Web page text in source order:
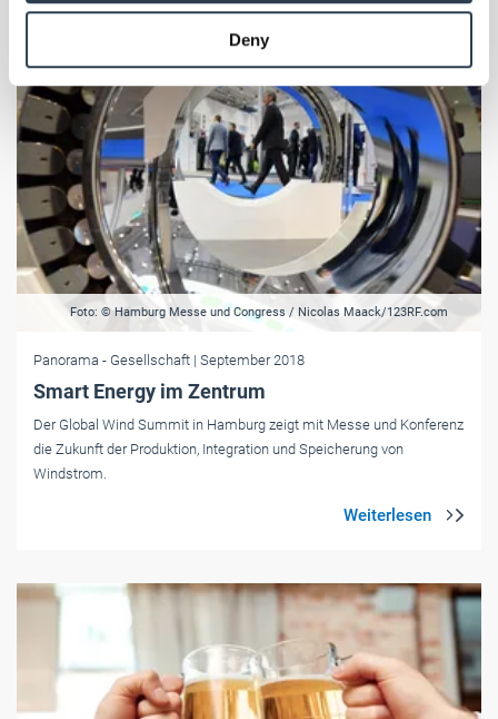
provided to them or that they’ve collected from your use
Weitere Informationen:Impressum Datenschutz
Deny
Foto: © Hamburg Messe und Congress / Nicolas Maack/123RF.com
Panorama - Gesellschaft | September 2018
Smart Energy im Zentrum
Der Global Wind Summit in Hamburg zeigt mit Messe und Konferenz
die Zukunft der Produktion, Integration und Speicherung von
Windstrom.